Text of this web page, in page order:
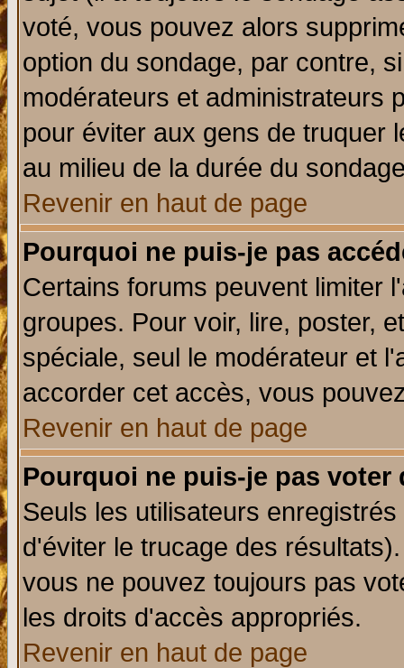
voté, vous pouvez alors
option du sondage, par contre,
modérateurs et administrateurs
pour éviter aux gens de truquer
au milieu de la durée du
Revenir en haut de page
Pourquoi ne puis-je pas
Certains forums peuvent limiter
groupes. Pour voir, lire, poster,
spéciale, seul le modérateur et
accorder cet accès, vous
Revenir en haut de page
Pourquoi ne puis-je pas voter
Seuls les utilisateurs
d'éviter le trucage des
vous ne pouvez toujours pas
les droits d'accès appropriés.
Revenir en haut de page